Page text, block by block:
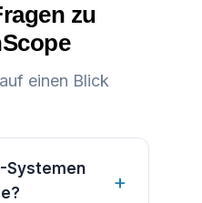
zu
einen Blick
Systemen